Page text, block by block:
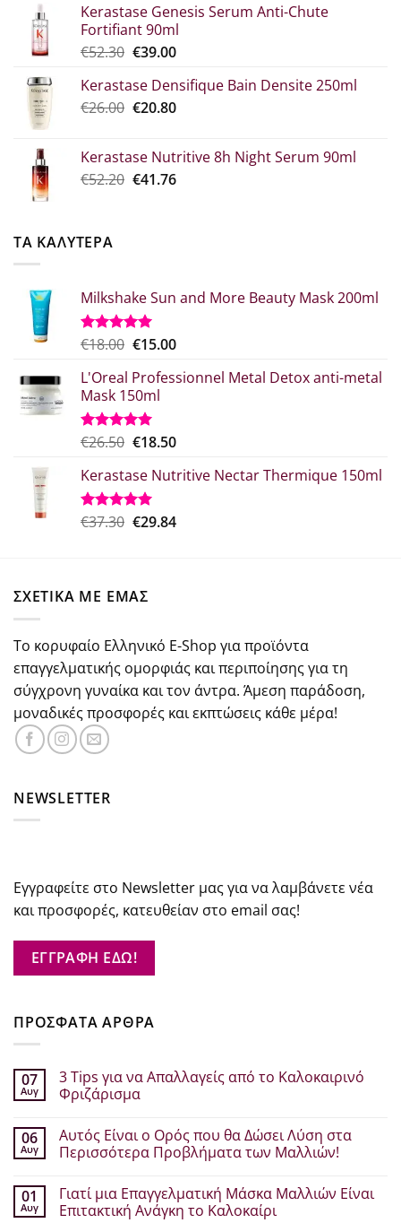
€7.00
through
€10.90
Kerastase Genesis Serum Anti-Chute
Fortifiant 90ml
€52.30 Original
was:
€52.30.
€39.00Η
τιμή
είναι:
Kerastase Densifique Bain Densite 250ml
€26.00 Original
€26.00.
€20.80Η
είναι:
€20.80.
Kerastase Nutritive 8h Night Serum 90ml
€52.20 Original
€41.76Η
ΤΑ ΚΑΛΥΤΕΡΑ
Milkshake Sun and More Beauty Mask 200ml
Βαθμολογήθηκε
από 5
€18.00 Original
was:
€18.00.
€15.00Η
τιμή
L'Oreal Professionnel Metal Detox anti-metal
Mask 150ml
Βαθμολογήθηκε
από 5
€26.50 Original
was:
€26.50.
€18.50Η
τιμή
€18.50.
Kerastase Nutritive Nectar Thermique 150ml
Βαθμολογήθηκε
€37.30 Original
€29.84Η
ΣΧΕΤΙΚΑ ΜΕ ΕΜΑΣ
Το κορυφαίο Ελληνικό E-Shop για προϊόντα
επαγγελματικής ομορφιάς και περιποίησης για τη
σύγχρονη γυναίκα και τον άντρα. Άμεση παράδοση,
μοναδικές προσφορές και εκπτώσεις κάθε μέρα!
NEWSLETTER
Εγγραφείτε στο Newsletter μας για να λαμβάνετε νέα
και προσφορές, κατευθείαν στο email σας!
ΕΓΓΡΑΦΗ ΕΔΩ!
ΠΡΟΣΦΑΤΑ ΑΡΘΡΑ
07
Αυγ
3 Tips για να Απαλλαγείς από το Καλοκαιρινό
Φριζάρισμα
σχόλια
στο
3
να
Απαλλαγείς
από
06
Αυγ
Αυτός Είναι ο Ορός που θα Δώσει Λύση στα
Περισσότερα Προβλήματα των Μαλλιών!
σχόλια
στο
Αυτός
01
Αυγ
Γιατί μια Επαγγελματική Μάσκα Μαλλιών Είναι
Επιτακτική Ανάγκη το Καλοκαίρι